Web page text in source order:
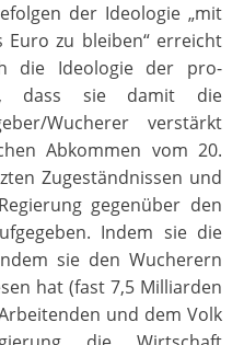
der Ideologie „mit
zu bleiben“ erreicht
die Ideologie der pro-
dass sie damit die
Wucherer verstärkt
Abkommen vom 20.
Zugeständnissen und
gegenüber den
Indem sie die
sie den Wucherern
hat (fast 7,5 Milliarden
und dem Volk